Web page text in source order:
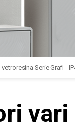
Serie Grafi -
vari